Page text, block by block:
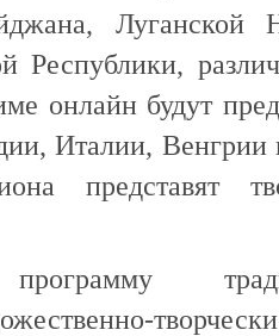
Луганской
Республики,
онлайн будут
Италии, Венгрии
представят